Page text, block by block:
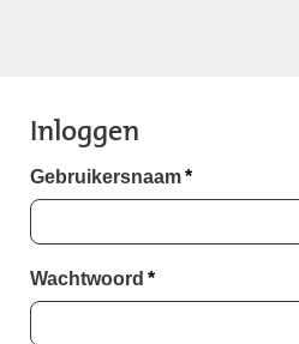
Inloggen
Gebruikersnaam*
Wachtwoord *